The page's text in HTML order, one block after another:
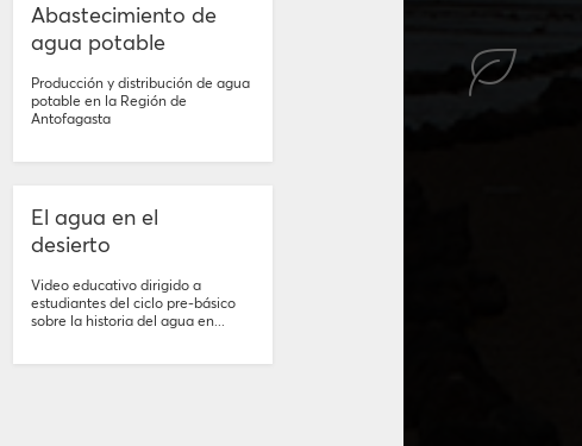
Abastecimiento de
agua potable
Producción y distribución de agua
potable en la Región de
Antofagasta
El agua en el
desierto
Video educativo dirigido a
estudiantes del ciclo pre-básico
sobre la historia del agua en...